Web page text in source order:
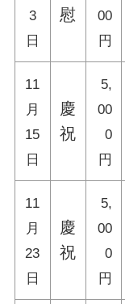
3
日
慰
00
円
11
月
15
日
慶
祝
5,
00
0
円
11
月
23
日
慶
祝
5,
00
0
円